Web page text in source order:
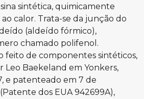
sintética, quimicamente
calor. Trata-se da junção do
(aldeído fórmico),
chamado polifenol.
feito de componentes sintéticos,
Leo Baekeland em Yonkers,
e patenteado em 7 de
dos EUA 942699A),